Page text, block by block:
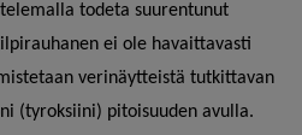
todeta suurentunut
ei ole havaittavasti
verinäytteistä tutkittavan
(tyroksiini) pitoisuuden avulla.